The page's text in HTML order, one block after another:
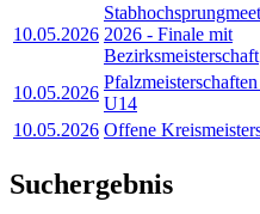
10.05.2026 2026 - Finale mit
Bezirksmeisterschaft
10.05.2026
U14
10.05.2026 Offene
Suchergebnis